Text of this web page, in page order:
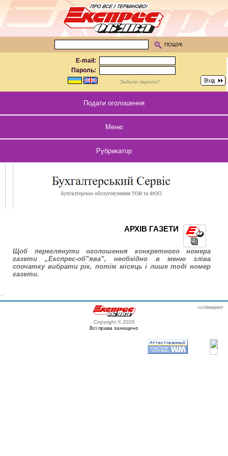
E-mail:
Пароль:
Забули пароль?
ПОШУК
Подати оголошення
Меню
Рубрикатор
АРХІВ ГАЗЕТИ
Щоб переглянути оголошення конкретного номера
газети „Експрес-об”ява”, необхідно в меню зліва
спочатку вибрати рік, потім місяць і лише тоді номер
газети.
Copyright © 2026
Всі права захищено
webmaster
itexpert